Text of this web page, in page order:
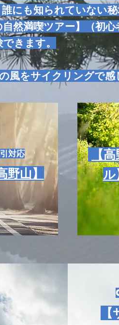
にも知られていない
然満喫ツアー】（初
きます。
風をサイクリングで感
対応
山】
【
ル